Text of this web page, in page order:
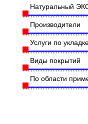
Натуральный
Производители
Услуги по
Виды покрытий
По области